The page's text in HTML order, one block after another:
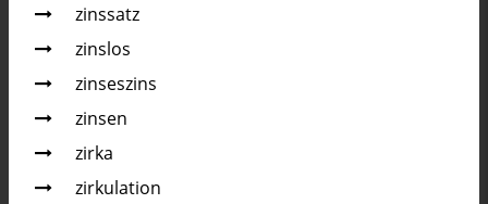
zinssatz
zinslos
zinseszins
zinsen
zirka
zirkulation